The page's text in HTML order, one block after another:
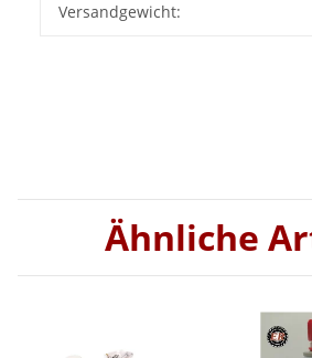
Produkteigenschaft
Wert
Versandgewicht:
Ähnliche